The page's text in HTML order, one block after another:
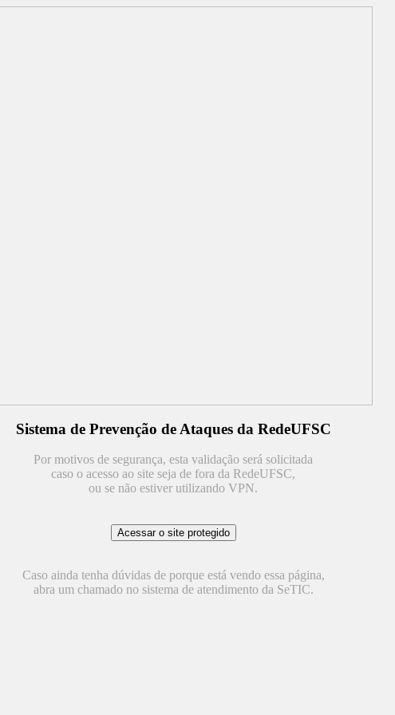
Sistema de Prevenção de Ataques da RedeUFSC
Por motivos de segurança, esta validação será solicitada
caso o acesso ao site seja de fora da RedeUFSC,
ou se não estiver utilizando VPN.
Caso ainda tenha dúvidas de porque está vendo essa página,
abra um chamado no sistema de atendimento da SeTIC.